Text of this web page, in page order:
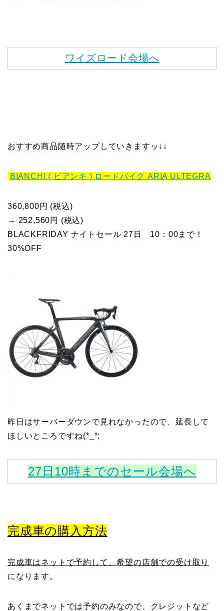
ワイズロード会場へ
おすすめ商品随時アップしていきますッ↓↓
BIANCHI ( ビアンキ ) ロードバイク ARIA ULTEGRA
360,800円 (税込)
→ 252,560円 (税込)
BLACKFRIDAY ナイトセール 27日 10：00まで！
30%OFF
昨日はサーバーダウンで見れなかったので、延長して
ほしいところですね(*_*;
27日10時までのセール会場へ
完成車の購入方法
完成車はネットで予約して、希望の店舗での受け取り
になります。
あくまでネットでは予約のみなので、クレジットなど